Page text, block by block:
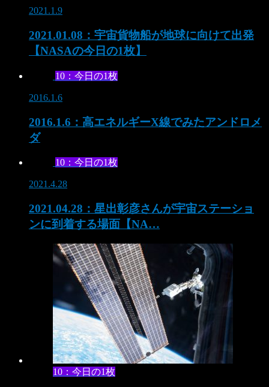
2021.1.9
2021.01.08：宇宙貨物船が地球に向けて出発
【NASAの今日の1枚】
10：今日の1枚
2016.1.6
2016.1.6：高エネルギーX線でみたアンドロメ
ダ
10：今日の1枚
2021.4.28
2021.04.28：星出彰彦さんが宇宙ステーショ
ンに到着する場面【NA…
10：今日の1枚